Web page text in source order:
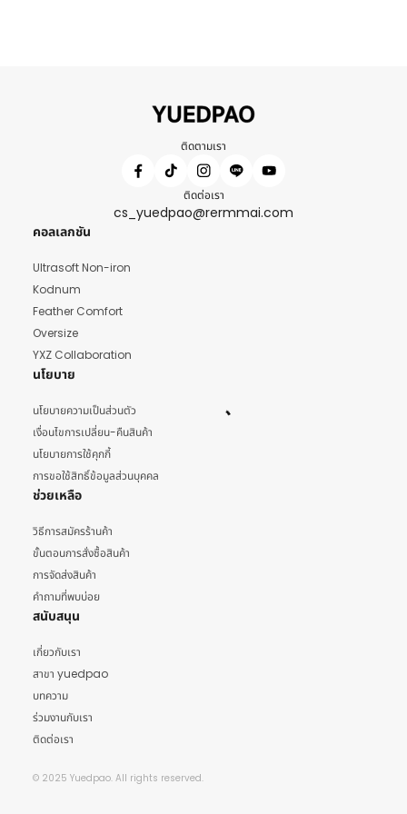
ติดตามเรา
ติดต่อเรา
cs_yuedpao@rermmai.com
คอลเลกชัน
Ultrasoft Non-iron
Kodnum
Feather Comfort
Oversize
YXZ Collaboration
นโยบาย
นโยบายความเป็นส่วนตัว
เงื่อนไขการเปลี่ยน-คืนสินค้า
นโยบายการใช้คุกกี้
การขอใช้สิทธิ์ข้อมูลส่วนบุคคล
ช่วยเหลือ
วิธีการสมัครร้านค้า
ขั้นตอนการสั่งซื้อสินค้า
การจัดส่งสินค้า
คำถามที่พบบ่อย
สนับสนุน
เกี่ยวกับเรา
สาขา yuedpao
บทความ
ร่วมงานกับเรา
ติดต่อเรา
© 2025 Yuedpao. All rights reserved.